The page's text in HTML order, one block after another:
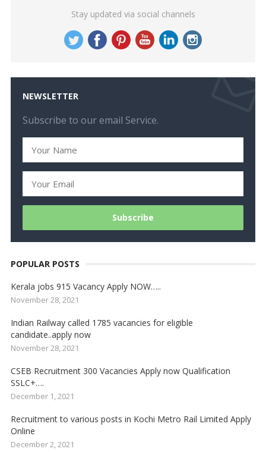
Stay updated via social channels
NEWSLETTER
Subscribe to our email Service.
POPULAR POSTS
Kerala jobs 915 Vacancy Apply NOW…..
November 28, 2021
Indian Railway called 1785 vacancies for eligible
candidate..apply now
November 28, 2021
CSEB Recruitment 300 Vacancies Apply now Qualification
SSLC+….
December 1, 2021
Recruitment to various posts in Kochi Metro Rail Limited Apply
Online
December 2, 2021